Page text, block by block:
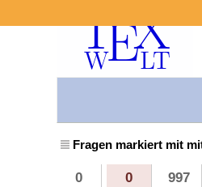
Fragen markiert mit
0 0 997